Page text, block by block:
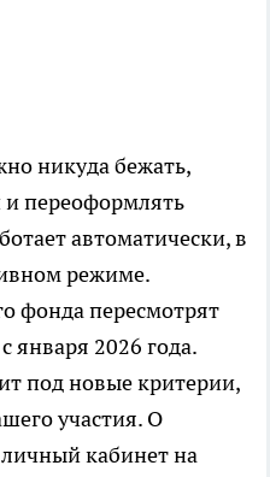
никуда бежать,
и переоформлять
автоматически, в
режиме.
фонда пересмотрят
января 2026 года.
под новые критерии,
участия. О
кабинет на